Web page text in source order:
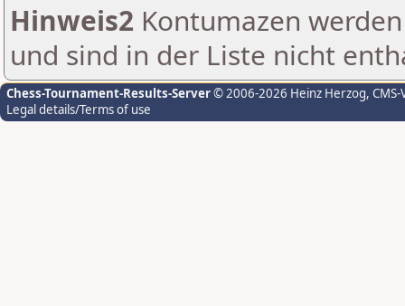
Hinweis2 Kontumazen
und sind in der Liste nicht
Chess-Tournament-Results-Server© 2006-2026 Heinz Herzog,
Legal details/Terms of use